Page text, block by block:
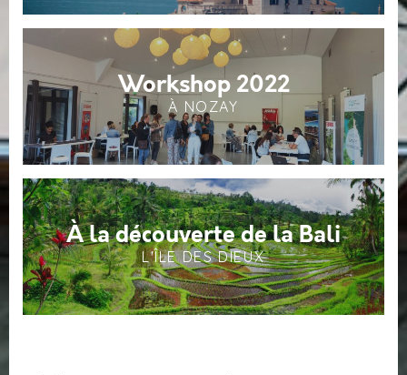
Workshop 2022
À NOZAY
À la découverte de la Bali
L'ÎLE DES DIEUX